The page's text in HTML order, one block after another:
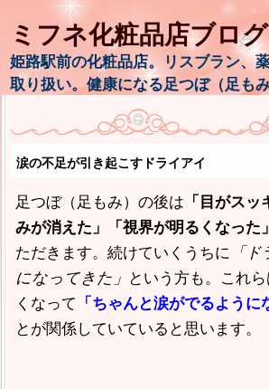
ミフネ化粧品店ブログ
姫路駅前の化粧品店。リスブラン、
取り扱い。健康になる足つぼ（足も
涙の不足が引き起こすドライアイ
足つぼ（足もみ）の後は 「目がス
みが消えた」「視界が明るくなった」
ただきます。続けていくうちに 「
になってきた」 という方も。これ
くなって 「ちゃんと涙がでるように
とが関係していていると思います。